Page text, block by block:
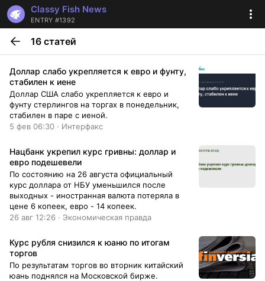
Classy Fish News
ENTRY #1392
16 статей
Доллар слабо укрепляется к евро и фунту,
стабилен к иене
Доллар США слабо укрепляется к евро и
фунту стерлингов на торгах в понедельник,
стабилен в паре с иеной.
5 фев 06:30 · Интерфакс
Нацбанк укрепил курс гривны: доллар и
евро подешевели
По состоянию на 26 августа официальный
курс доллара от НБУ уменьшился после
выходных - иностранная валюта потеряла в
цене 6 копеек, евро - 14 копеек.
26 авг 12:26 · Экономическая правда
Курс рубля снизился к юаню по итогам
торгов
По результатам торгов во вторник китайский
юань поднялся на Московской бирже.